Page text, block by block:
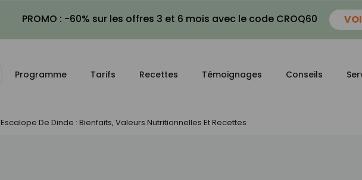
PROMO : -60% sur les offres 3 et 6 mois avec le code CROQ60
Programme Tarifs Recettes Témoignages Conseils
Escalope De Dinde : Bienfaits, Valeurs Nutritionnelles Et Recettes